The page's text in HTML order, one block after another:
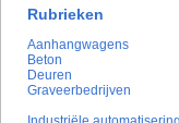
Rubrieken
Aanhangwagens
Beton
Deuren
Graveerbedrijven